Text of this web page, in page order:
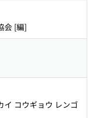
会 [編]
イ コウギョウ レンゴ